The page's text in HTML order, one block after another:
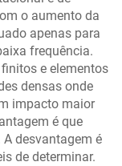
o aumento da
apenas para
frequência.
e elementos
densas onde
impacto maior
é que
desvantagem é
de determinar.